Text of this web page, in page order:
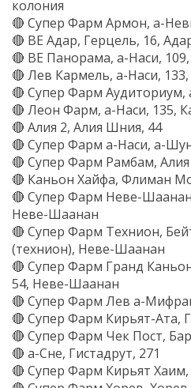
колония
🔴 Супер Фарм Армон, а-
🔴 BE Адар, Герцель, 16,
🔴 BE Панорама, а-Наси,
🔴 Лев Кармель, а-Наси,
🔴 Супер Фарм Аудиториум,
🔴 Леон Фарм, а-Наси, 135,
🔴 Алия 2, Алия Шния, 44
🔴 Супер Фарм а-Наси, а-
🔴 Супер Фарм Рамбам,
🔴 Каньон Хайфа, Флиман
🔴 Супер Фарм Неве-
Неве-Шаанан
🔴 Супер Фарм Технион,
(технион), Неве-Шаанан
🔴 Супер Фарм Гранд
54, Неве-Шаанан
🔴 Супер Фарм Лев а-
🔴 Супер Фарм Кирьят-Ата,
🔴 Супер Фарм Чек Пост,
🔴 а-Сне, Гистадрут, 271
🔴 Супер Фарм Кирьят Хаим,